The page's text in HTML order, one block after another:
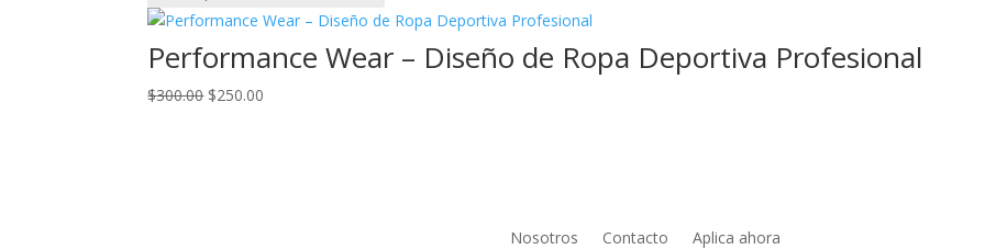
Performance Wear – Diseño de Ropa Deportiva Profesional
$300.00 El
$250.00
Nosotros Contacto Aplica ahora